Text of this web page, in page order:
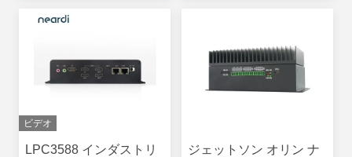
ビデオ
LPC3588 インダストリ
ジェットソン オリン ナ